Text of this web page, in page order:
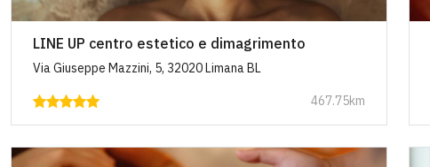
LINE UP centro estetico e dimagrimento
Via Giuseppe Mazzini, 5, 32020 Limana BL
467.75km